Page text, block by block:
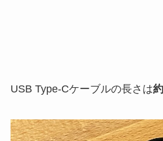
USB Type-Cケーブルの長さは